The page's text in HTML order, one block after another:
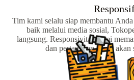
Tim kami selalu siap membantu
baik melalui media sosial,
langsung. Responsivitas kami
dan pertanyaan Anda akan